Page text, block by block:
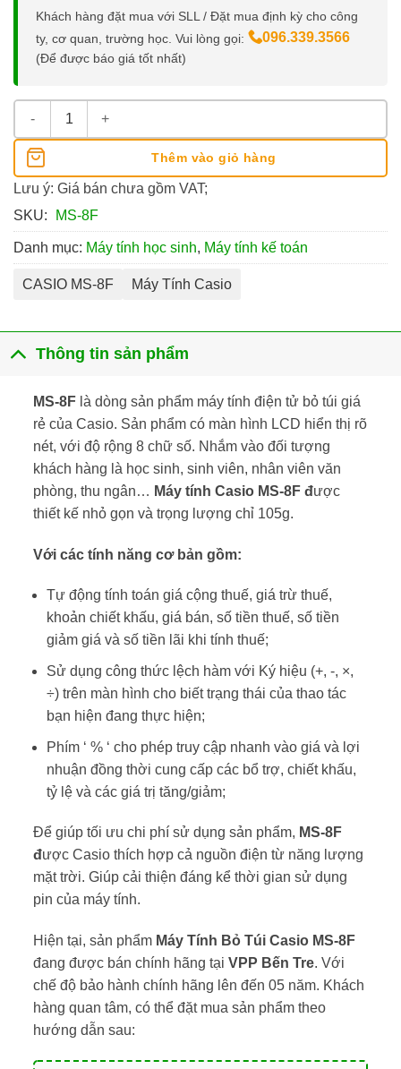
Khách hàng đặt mua với SLL / Đặt mua định kỳ cho công
ty, cơ quan, trường học. Vui lòng gọi:
096.339.3566
(Để được báo giá tốt nhất)
Máy Tính Bỏ Túi Casio MS-8F số lượng
Thêm vào giỏ hàng
Lưu ý: Giá bán chưa gồm VAT;
SKU:
MS-8F
Danh mục: Máy tính học sinh, Máy tính kế toán
CASIO MS-8F Máy Tính Casio
Thông tin sản phẩm
MS-8Flà dòng sản phẩm máy tính điện tử bỏ túi giá
rẻ của Casio. Sản phẩm có màn hình LCD hiển thị rõ
nét, với độ rộng 8 chữ số. Nhắm vào đối tượng
khách hàng là học sinh, sinh viên, nhân viên văn
phòng, thu ngân… Máy tính Casio MS-8F được
thiết kế nhỏ gọn và trọng lượng chỉ 105g.
Với các tính năng cơ bản gồm:
Tự động tính toán giá cộng thuế, giá trừ thuế,
khoản chiết khấu, giá bán, số tiền thuế, số tiền
giảm giá và số tiền lãi khi tính thuế;
Sử dụng công thức lệch hàm với Ký hiệu (+, -, ×,
÷) trên màn hình cho biết trạng thái của thao tác
bạn hiện đang thực hiện;
Phím ‘ % ‘ cho phép truy cập nhanh vào giá và lợi
nhuận đồng thời cung cấp các bổ trợ, chiết khấu,
tỷ lệ và các giá trị tăng/giảm;
Để giúp tối ưu chi phí sử dụng sản phẩm, MS-8F
được Casio thích hợp cả nguồn điện từ năng lượng
mặt trời. Giúp cải thiện đáng kể thời gian sử dụng
pin của máy tính.
Hiện tại, sản phẩm Máy Tính Bỏ Túi Casio MS-8F
đang được bán chính hãng tại VPP Bến Tre. Với
chế độ bảo hành chính hãng lên đến 05 năm. Khách
hàng quan tâm, có thể đặt mua sản phẩm theo
hướng dẫn sau: